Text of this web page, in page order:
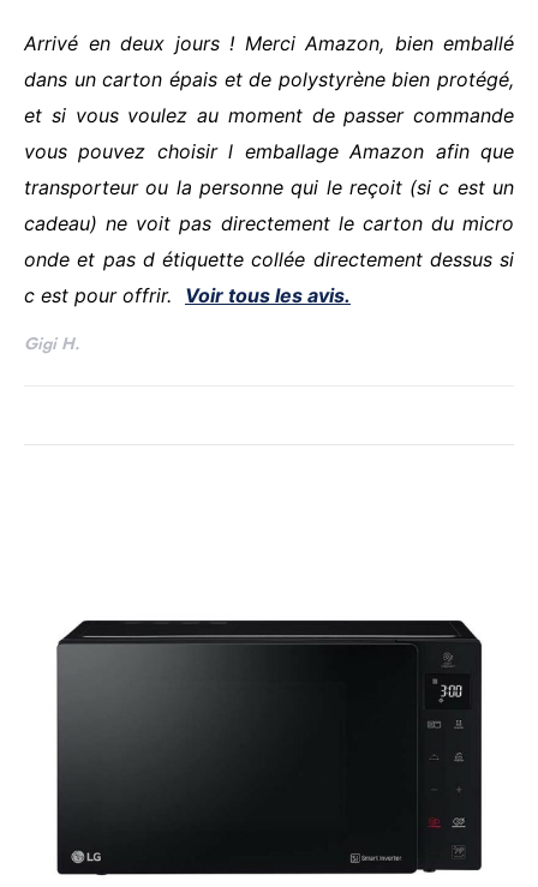
Arrivé en deux jours ! Merci Amazon, bien emballé
dans un carton épais et de polystyrène bien protégé,
et si vous voulez au moment de passer commande
vous pouvez choisir l emballage Amazon afin que
transporteur ou la personne qui le reçoit (si c est un
cadeau) ne voit pas directement le carton du micro
onde et pas d étiquette collée directement dessus si
c est pour offrir.
Voir tous les avis.
Gigi H.